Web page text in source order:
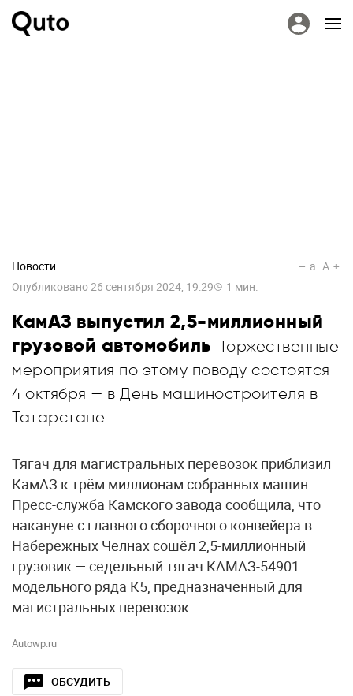
Новости
Опубликовано26 сентября 2024, 19:29 1 мин.
a A
КамАЗ выпустил 2,5-миллионный
грузовой автомобиль Торжественные
мероприятия по этому поводу состоятся
4 октября — в День машиностроителя в
Татарстане
Тягач для магистральных перевозок приблизил
КамАЗ к трём миллионам собранных машин.
Пресс-служба Камского завода сообщила, что
накануне с главного сборочного конвейера в
Набережных Челнах сошёл 2,5-миллионный
грузовик — седельный тягач КАМАЗ-54901
модельного ряда К5, предназначенный для
магистральных перевозок.
Autowp.ru
ОБСУДИТЬ